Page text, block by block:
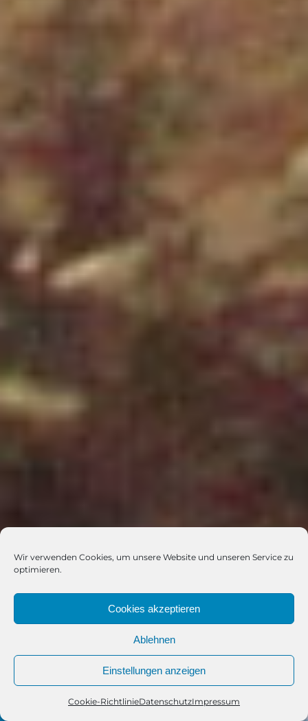
Wir verwenden Cookies, um unsere Website und unseren Service zu
optimieren.
Cookies akzeptieren
Ablehnen
Einstellungen anzeigen
Cookie-RichtlinieDatenschutzImpressum
Telefon Kontakt WhatsApp